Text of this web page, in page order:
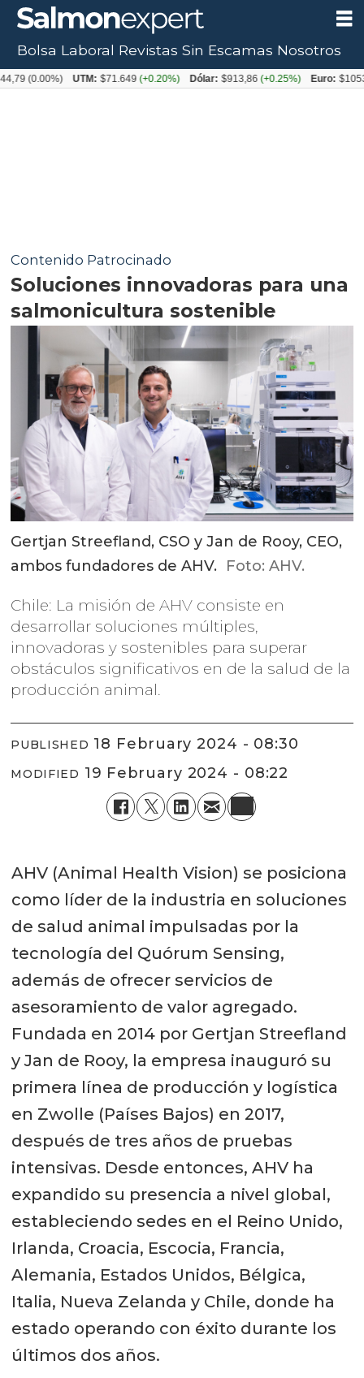
Contenido Patrocinado
Soluciones innovadoras para una
salmonicultura sostenible
Gertjan Streefland, CSO y Jan de Rooy, CEO,
ambos fundadores de AHV. Foto: AHV.
Chile: La misión de AHV consiste en
desarrollar soluciones múltiples,
innovadoras y sostenibles para superar
obstáculos significativos en de la salud de la
producción animal.
PUBLISHED 18 February 2024 - 08:30
MODIFIED 19 February 2024 - 08:22
AHV (Animal Health Vision) se posiciona
como líder de la industria en soluciones
de salud animal impulsadas por la
tecnología del Quórum Sensing,
además de ofrecer servicios de
asesoramiento de valor agregado.
Fundada en 2014 por Gertjan Streefland
y Jan de Rooy, la empresa inauguró su
primera línea de producción y logística
en Zwolle (Países Bajos) en 2017,
después de tres años de pruebas
intensivas. Desde entonces, AHV ha
expandido su presencia a nivel global,
estableciendo sedes en el Reino Unido,
Irlanda, Croacia, Escocia, Francia,
Alemania, Estados Unidos, Bélgica,
Italia, Nueva Zelanda y Chile, donde ha
estado operando con éxito durante los
últimos dos años.
Bolsa Laboral Revistas Sin Escamas Nosotros
UTM: $71.649(+0.20%) Dólar: $913,86(+0.25%) Euro: $1053,08(-